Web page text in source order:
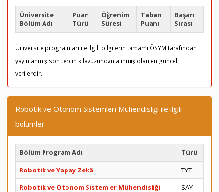
Üniversite
Bölüm Adı
Puan
Türü
Öğrenim
Süresi
Taban
Puanı
Başarı
Sırası
Üniversite programları ile ilgili bilgilerin tamamı ÖSYM tarafından
yayınlanmış son tercih kılavuzundan alınmış olan en güncel
verilerdir.
Robotik ve Otonom Sistemleri Mühendisliği ile ilgili
bölümler
Bölüm Program Adı
Türü
Robotik ve Yapay Zekâ
TYT
Robotik ve Otonom Sistemler Mühendisliği
SAY